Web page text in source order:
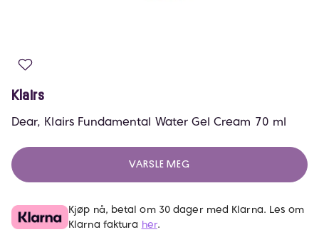
Klairs
Dear, Klairs Fundamental Water Gel Cream 70 ml
VARSLE MEG
Kjøp nå, betal om 30 dager med Klarna. Les om
Klarna faktura her.